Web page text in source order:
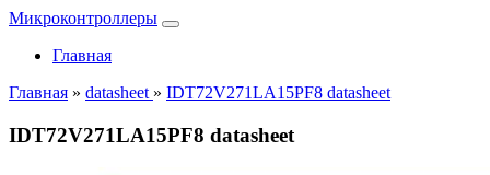
Микроконтроллеры
Главная
Главная » datasheet » IDT72V271LA15PF8 datasheet
IDT72V271LA15PF8 datasheet